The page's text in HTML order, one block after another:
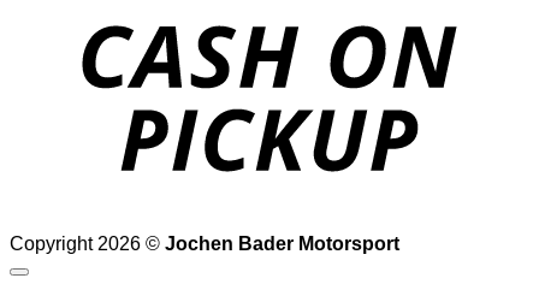
Copyright 2026 © Jochen Bader Motorsport